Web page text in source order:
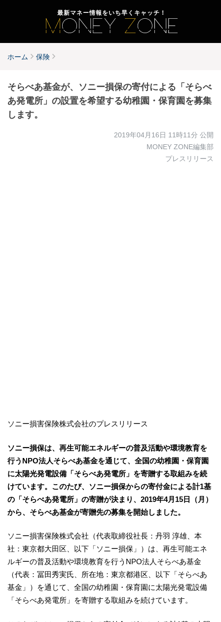
最新マネー情報をいち早くキャッチ！
ホーム 保険
そらべあ基金が、ソニー損保の寄付による「そらべ
あ発電所」の設置を希望する幼稚園・保育園を募集
します。
2019年04月16日 11時11分 公開
MONEY ZONE編集部
プレスリリース
ソニー損害保険株式会社のプレスリリース
ソニー損保は、再生可能エネルギーの普及活動や環境教育を
行うNPO法人そらべあ基金を通じて、全国の幼稚園・保育園
に太陽光発電設備「そらべあ発電所」を寄贈する取組みを続
けています。このたび、ソニー損保からの寄付金による計1基
の「そらべあ発電所」の寄贈が決まり、2019年4月15日（月）
から、そらべあ基金が寄贈先の募集を開始しました。
ソニー損害保険株式会社（代表取締役社長：丹羽 淳雄、本
社：東京都大田区、以下「ソニー損保」）は、再生可能エネ
ルギーの普及活動や環境教育を行うNPO法人そらべあ基金
（代表：冨田秀実氏、所在地：東京都港区、以下「そらべあ
基金」）を通じて、全国の幼稚園・保育園に太陽光発電設備
「そらべあ発電所」を寄贈する取組みを続けています。